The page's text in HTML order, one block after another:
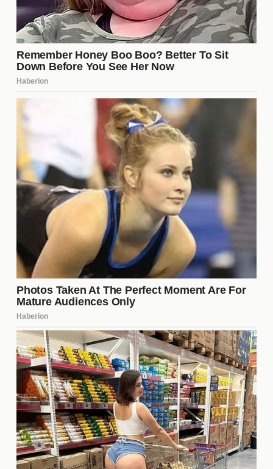
**privacidad** de las figuras públicas y el impacto
de la fama en la vida familiar.
El papel de los medios en la
crisis
Los medios de comunicación han jugado un papel
crucial en la difusión del escándalo. A través de
reportajes, entrevistas y análisis, han contribuido a
la narrativa en torno a la familia Delon. Sin embargo,
esta cobertura también ha suscitado críticas, ya
que muchos argumentan que los medios deben ser
más **responsables** al tratar temas tan
delicados. La forma en que se presenta la
información puede influir en la percepción pública y
en la vida de las personas involucradas.
Perspectivas de reconciliación
Las perspectivas de reconciliación entre Alain
Delon y sus hijos son inciertas. Algunos analistas
creen que, para sanar, es fundamental que todos
los involucrados participen en un proceso de
**comunicación** abierta. A continuación, se
presentan algunos pasos que podrían facilitar este
proceso:
Establecer un espacio seguro para el diálogo.
Buscar la ayuda de un mediador o terapeuta